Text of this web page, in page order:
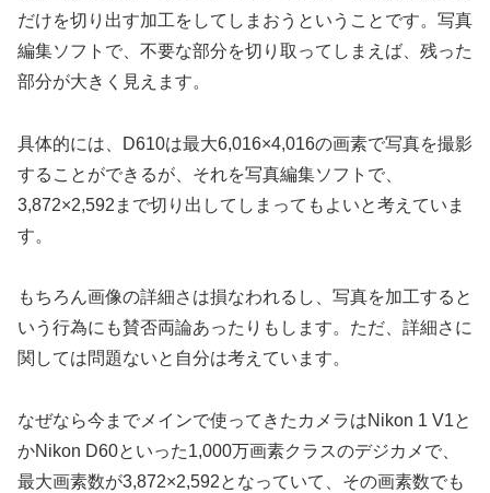
だけを切り出す加工をしてしまおうということです。写真
編集ソフトで、不要な部分を切り取ってしまえば、残った
部分が大きく見えます。
具体的には、D610は最大6,016×4,016の画素で写真を撮影
することができるが、それを写真編集ソフトで、
3,872×2,592まで切り出してしまってもよいと考えていま
す。
もちろん画像の詳細さは損なわれるし、写真を加工すると
いう行為にも賛否両論あったりもします。ただ、詳細さに
関しては問題ないと自分は考えています。
なぜなら今までメインで使ってきたカメラはNikon 1 V1と
かNikon D60といった1,000万画素クラスのデジカメで、
最大画素数が3,872×2,592となっていて、その画素数でも